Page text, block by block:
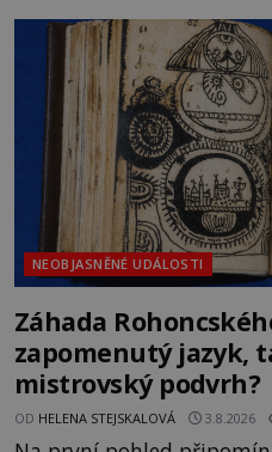
na legendě něco
souhru okolností? Když antropolog Michail
Gerasimov (1907-1970) a
NEOBJASNĚNÉ UDÁLOSTI
Záhada
zapomenutý jazyk,
mistrovský podvrh?
OD HELENA STEJSKALOVÁ 3.8.2026